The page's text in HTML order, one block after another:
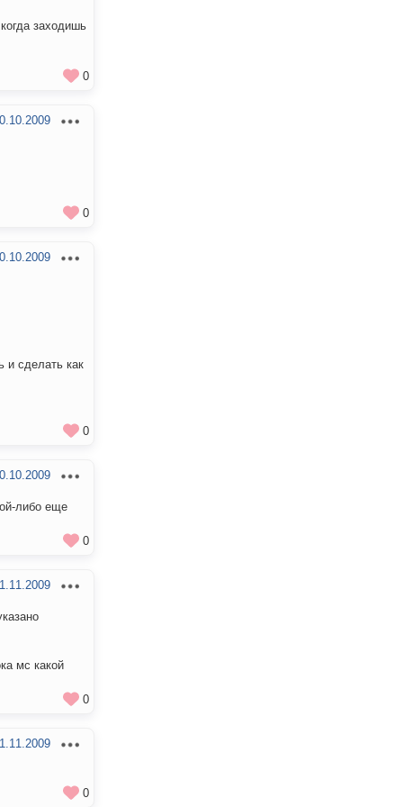
заходишь
0
0
и сделать как
0
либо еще
0
мс какой
0
0